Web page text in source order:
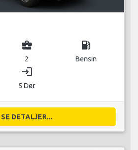
business_center
2
local_gas_station
Bensin
login
5 Dør
SE DETALJER...